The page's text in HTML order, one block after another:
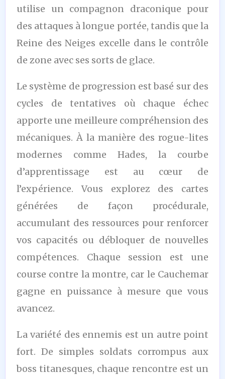
utilise un compagnon draconique pour
des attaques à longue portée, tandis que la
Reine des Neiges excelle dans le contrôle
de zone avec ses sorts de glace.
Le système de progression est basé sur des
cycles de tentatives où chaque échec
apporte une meilleure compréhension des
mécaniques. À la manière des rogue-lites
modernes comme Hades, la courbe
d’apprentissage est au cœur de
l’expérience. Vous explorez des cartes
générées de façon procédurale,
accumulant des ressources pour renforcer
vos capacités ou débloquer de nouvelles
compétences. Chaque session est une
course contre la montre, car le Cauchemar
gagne en puissance à mesure que vous
avancez.
La variété des ennemis est un autre point
fort. De simples soldats corrompus aux
boss titanesques, chaque rencontre est un